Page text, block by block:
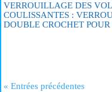
VERROUILLAGE DES
COULISSANTES :
DOUBLE CROCHET
« Entrées précédentes